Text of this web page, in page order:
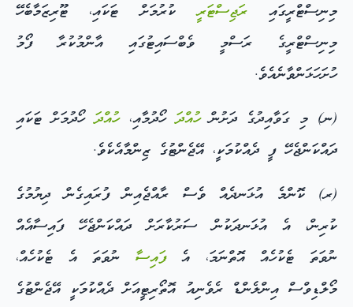
މިނިސްޓްރީގައިރަޖިސްޓަރީކުރުމަށް ޓަކައި، ޓޫރިޒަމާބެހޭ
މިނިސްޓްރީގެ ރަސްމީ ވެބްސައިޓުގައި އާންމުކުރާ ފޯމު
ހުށަހަޅަންވާނެއެވެ.
(ނ) މި ގަވާއިދުގެ ދަށުންހުއްދަހޯދުމާއި،ހުއްދަހޯދުމަށް ޓަކައި
ދައްކަންޖެހޭ ފީ ދެއްކުމަކީ، އޭޖެންޓުގެ ޒިންމާއެކެވެ.
(ރ) ކޮންމެ އުޅަނދެއް ވެސް ރާއްޖެއިން ފުރައިގެން ދިޔުމުގެ
ކުރިން، އެ އުޅަނދަކުން ސަރުކާރަށް ދައްކަންޖެހޭ ފައިސާއެއް
ނުވަތަ ޓެކުހެއް އޮތްނަމަ، އެފައިސާ ނުވަތަ އެ ޓެކުހެއް،
މޯލްޑިވްސް އިންލެންޑް ރެވެނިއު އޮތޯރިޓީއަށް ދެއްކުމަކީ އޭޖެންޓުގެ